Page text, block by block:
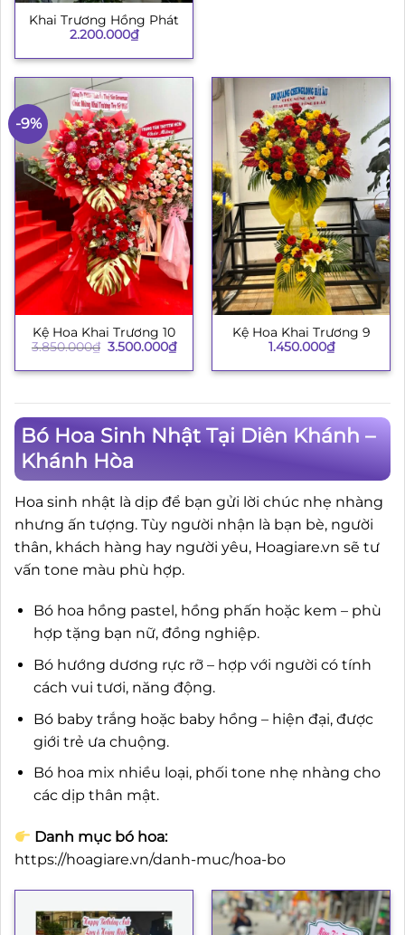
Khai Trương Hồng Phát
2.200.000₫
-9%
Kệ Hoa Khai Trương 10
3.850.000₫ Giá
là:
3.500.000₫Giá
hiện
tại
Kệ Hoa Khai Trương 9
1.450.000₫
Bó Hoa Sinh Nhật Tại Diên Khánh –
Khánh Hòa
Hoa sinh nhật là dịp để bạn gửi lời chúc nhẹ nhàng
nhưng ấn tượng. Tùy người nhận là bạn bè, người
thân, khách hàng hay người yêu, Hoagiare.vn sẽ tư
vấn tone màu phù hợp.
Bó hoa hồng pastel, hồng phấn hoặc kem – phù
hợp tặng bạn nữ, đồng nghiệp.
Bó hướng dương rực rỡ – hợp với người có tính
cách vui tươi, năng động.
Bó baby trắng hoặc baby hồng – hiện đại, được
giới trẻ ưa chuộng.
Bó hoa mix nhiều loại, phối tone nhẹ nhàng cho
các dịp thân mật.
Danh mục bó hoa:
https://hoagiare.vn/danh-muc/hoa-bo